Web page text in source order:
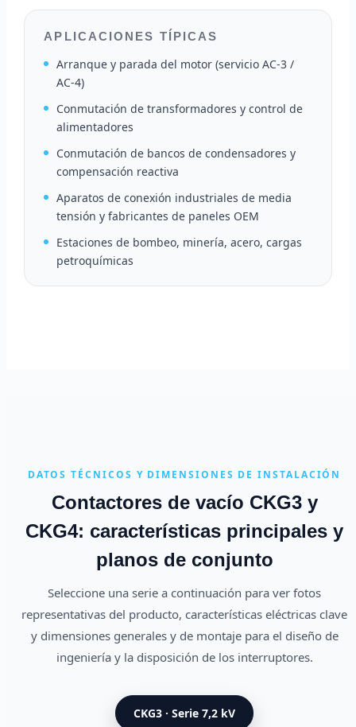
APLICACIONES TÍPICAS
Arranque y parada del motor (servicio AC-3 /
AC-4)
Conmutación de transformadores y control de
alimentadores
Conmutación de bancos de condensadores y
compensación reactiva
Aparatos de conexión industriales de media
tensión y fabricantes de paneles OEM
Estaciones de bombeo, minería, acero, cargas
petroquímicas
DATOS TÉCNICOS Y DIMENSIONES DE INSTALACIÓN
Contactores de vacío CKG3 y
CKG4: características principales y
planos de conjunto
Seleccione una serie a continuación para ver fotos
representativas del producto, características eléctricas clave
y dimensiones generales y de montaje para el diseño de
ingeniería y la disposición de los interruptores.
CKG3 · Serie 7,2 kV